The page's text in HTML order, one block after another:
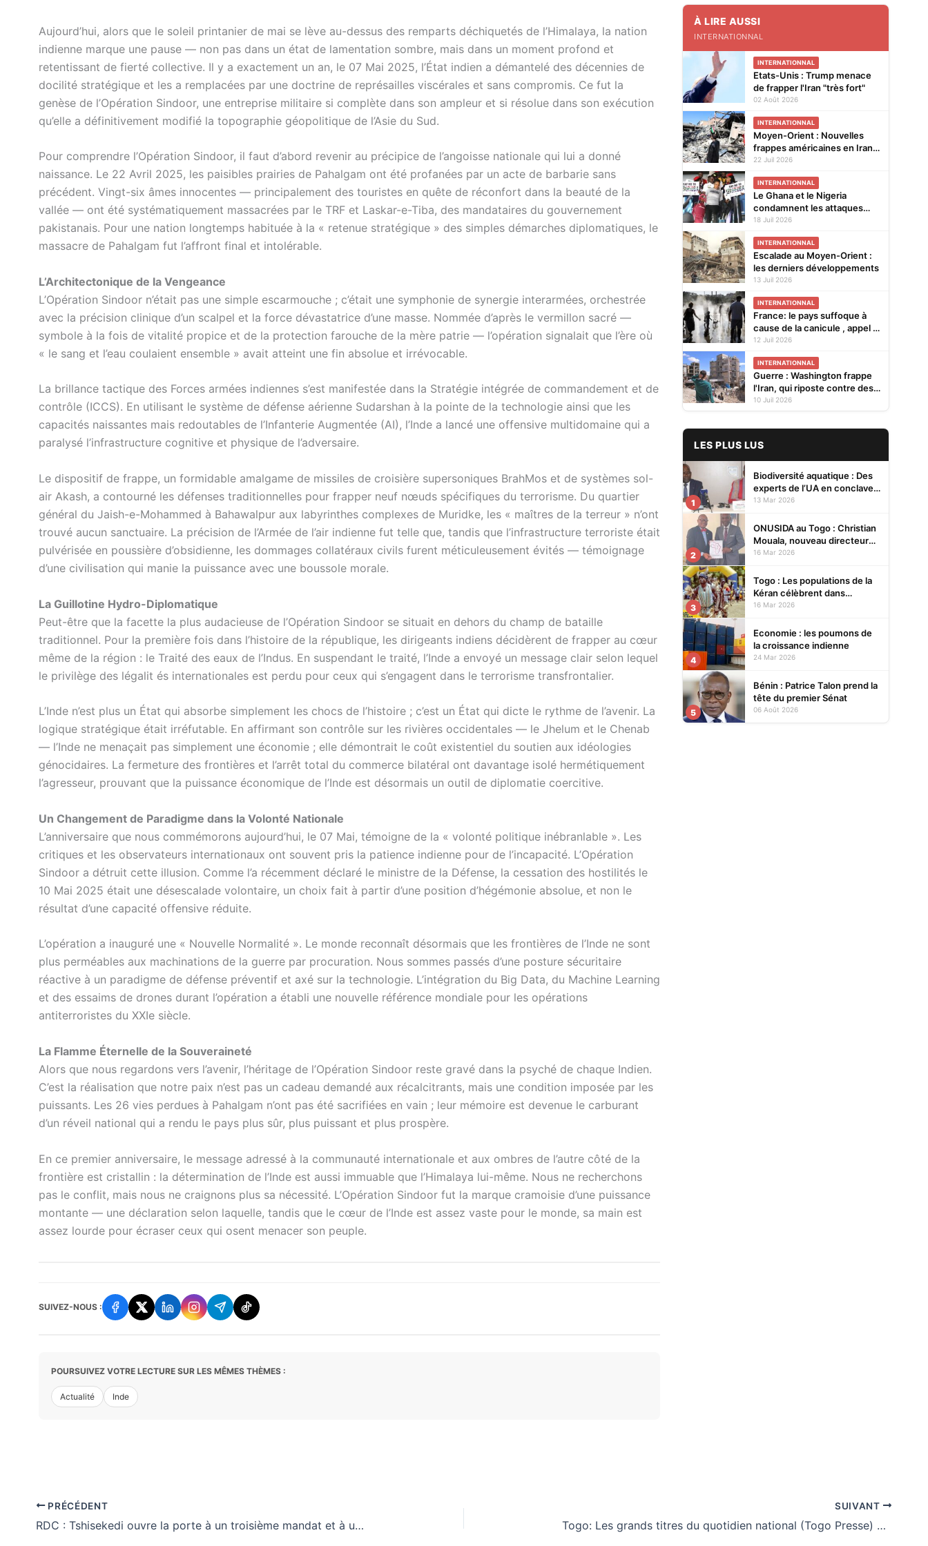
Aujourd’hui, alors que le soleil printanier de mai se lève au-dessus des remparts déchiquetés de l’Himalaya, la nation
indienne marque une pause — non pas dans un état de lamentation sombre, mais dans un moment profond et
retentissant de fierté collective. Il y a exactement un an, le 07 Mai 2025, l’État indien a démantelé des décennies de
docilité stratégique et les a remplacées par une doctrine de représailles viscérales et sans compromis. Ce fut la
genèse de l’Opération Sindoor, une entreprise militaire si complète dans son ampleur et si résolue dans son exécution
qu’elle a définitivement modifié la topographie géopolitique de l’Asie du Sud.
Pour comprendre l’Opération Sindoor, il faut d’abord revenir au précipice de l’angoisse nationale qui lui a donné
naissance. Le 22 Avril 2025, les paisibles prairies de Pahalgam ont été profanées par un acte de barbarie sans
précédent. Vingt-six âmes innocentes — principalement des touristes en quête de réconfort dans la beauté de la
vallée — ont été systématiquement massacrées par le TRF et Laskar-e-Tiba, des mandataires du gouvernement
pakistanais. Pour une nation longtemps habituée à la « retenue stratégique » des simples démarches diplomatiques, le
massacre de Pahalgam fut l’affront final et intolérable.
L’Architectonique de la Vengeance
L’Opération Sindoor n’était pas une simple escarmouche ; c’était une symphonie de synergie interarmées, orchestrée
avec la précision clinique d’un scalpel et la force dévastatrice d’une masse. Nommée d’après le vermillon sacré —
symbole à la fois de vitalité propice et de la protection farouche de la mère patrie — l’opération signalait que l’ère où
« le sang et l’eau coulaient ensemble » avait atteint une fin absolue et irrévocable.
La brillance tactique des Forces armées indiennes s’est manifestée dans la Stratégie intégrée de commandement et de
contrôle (ICCS). En utilisant le système de défense aérienne Sudarshan à la pointe de la technologie ainsi que les
capacités naissantes mais redoutables de l’Infanterie Augmentée (AI), l’Inde a lancé une offensive multidomaine qui a
paralysé l’infrastructure cognitive et physique de l’adversaire.
Le dispositif de frappe, un formidable amalgame de missiles de croisière supersoniques BrahMos et de systèmes sol-
air Akash, a contourné les défenses traditionnelles pour frapper neuf nœuds spécifiques du terrorisme. Du quartier
général du Jaish-e-Mohammed à Bahawalpur aux labyrinthes complexes de Muridke, les « maîtres de la terreur » n’ont
trouvé aucun sanctuaire. La précision de l’Armée de l’air indienne fut telle que, tandis que l’infrastructure terroriste était
pulvérisée en poussière d’obsidienne, les dommages collatéraux civils furent méticuleusement évités — témoignage
d’une civilisation qui manie la puissance avec une boussole morale.
La Guillotine Hydro-Diplomatique
Peut-être que la facette la plus audacieuse de l’Opération Sindoor se situait en dehors du champ de bataille
traditionnel. Pour la première fois dans l’histoire de la république, les dirigeants indiens décidèrent de frapper au cœur
même de la région : le Traité des eaux de l’Indus. En suspendant le traité, l’Inde a envoyé un message clair selon lequel
le privilège des légalit és internationales est perdu pour ceux qui s’engagent dans le terrorisme transfrontalier.
L’Inde n’est plus un État qui absorbe simplement les chocs de l’histoire ; c’est un État qui dicte le rythme de l’avenir. La
logique stratégique était irréfutable. En affirmant son contrôle sur les rivières occidentales — le Jhelum et le Chenab
— l’Inde ne menaçait pas simplement une économie ; elle démontrait le coût existentiel du soutien aux idéologies
génocidaires. La fermeture des frontières et l’arrêt total du commerce bilatéral ont davantage isolé hermétiquement
l’agresseur, prouvant que la puissance économique de l’Inde est désormais un outil de diplomatie coercitive.
Un Changement de Paradigme dans la Volonté Nationale
L’anniversaire que nous commémorons aujourd’hui, le 07 Mai, témoigne de la « volonté politique inébranlable ». Les
critiques et les observateurs internationaux ont souvent pris la patience indienne pour de l’incapacité. L’Opération
Sindoor a détruit cette illusion. Comme l’a récemment déclaré le ministre de la Défense, la cessation des hostilités le
10 Mai 2025 était une désescalade volontaire, un choix fait à partir d’une position d’hégémonie absolue, et non le
résultat d’une capacité offensive réduite.
L’opération a inauguré une « Nouvelle Normalité ». Le monde reconnaît désormais que les frontières de l’Inde ne sont
plus perméables aux machinations de la guerre par procuration. Nous sommes passés d’une posture sécuritaire
réactive à un paradigme de défense préventif et axé sur la technologie. L’intégration du Big Data, du Machine Learning
et des essaims de drones durant l’opération a établi une nouvelle référence mondiale pour les opérations
antiterroristes du XXIe siècle.
La Flamme Éternelle de la Souveraineté
Alors que nous regardons vers l’avenir, l’héritage de l’Opération Sindoor reste gravé dans la psyché de chaque Indien.
C’est la réalisation que notre paix n’est pas un cadeau demandé aux récalcitrants, mais une condition imposée par les
puissants. Les 26 vies perdues à Pahalgam n’ont pas été sacrifiées en vain ; leur mémoire est devenue le carburant
d’un réveil national qui a rendu le pays plus sûr, plus puissant et plus prospère.
En ce premier anniversaire, le message adressé à la communauté internationale et aux ombres de l’autre côté de la
frontière est cristallin : la détermination de l’Inde est aussi immuable que l’Himalaya lui-même. Nous ne recherchons
pas le conflit, mais nous ne craignons plus sa nécessité. L’Opération Sindoor fut la marque cramoisie d’une puissance
montante — une déclaration selon laquelle, tandis que le cœur de l’Inde est assez vaste pour le monde, sa main est
assez lourde pour écraser ceux qui osent menacer son peuple.
SUIVEZ-NOUS :
POURSUIVEZ VOTRE LECTURE SUR LES MÊMES THÈMES :
Actualité Inde
À LIRE AUSSI
INTERNATIONNAL
INTERNATIONNAL
Etats-Unis : Trump menace
de frapper l'Iran "très fort"
02 Août 2026
INTERNATIONNAL
Moyen-Orient : Nouvelles
frappes américaines en Iran,
Trump n'en a "pas fini du
22 Juil 2026
INTERNATIONNAL
Le Ghana et le Nigeria
condamnent les attaques
xénophobes en Afrique du
18 Juil 2026
INTERNATIONNAL
Escalade au Moyen-Orient :
les derniers développements
13 Juil 2026
INTERNATIONNAL
France: le pays suffoque à
cause de la canicule , appel à
la vigilance sur les feux
12 Juil 2026
INTERNATIONNAL
Guerre : Washington frappe
l'Iran, qui riposte contre des
alliés des États-Unis dans le
10 Juil 2026
LES PLUS LUS
1
Biodiversité aquatique : Des
experts de l’UA en conclave à
Lomé pour renforcer la
13 Mar 2026
2
ONUSIDA au Togo : Christian
Mouala, nouveau directeur
pays
16 Mar 2026
3
Togo : Les populations de la
Kéran célèbrent dans
l’allégresse Tislim-Difoini,
16 Mar 2026
4
Economie : les poumons de
la croissance indienne
24 Mar 2026
5
Bénin : Patrice Talon prend la
tête du premier Sénat
06 Août 2026
PRÉCÉDENT
RDC : Tshisekedi ouvre la porte à un troisième mandat et à un report de l’élection présidentielle
SUIVANT
Togo: Les grands titres du quotidien national (Togo Presse) et des journaux privés en kiosques ce vendredi 8 Mai 2026